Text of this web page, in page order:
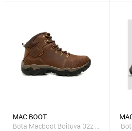
MAC BOOT
Bota Macboot Boituva 02z Marrom